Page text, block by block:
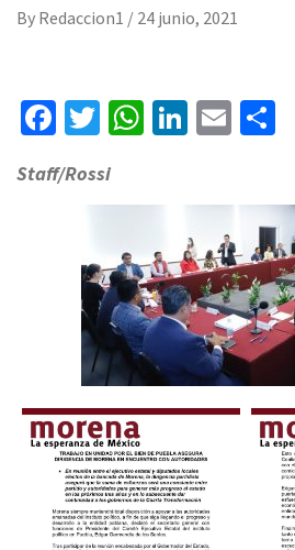
By Redaccion1 / 24 junio, 2021
Facebook
Twitter
WhatsApp
LinkedIn
Email
Staff/Rossi